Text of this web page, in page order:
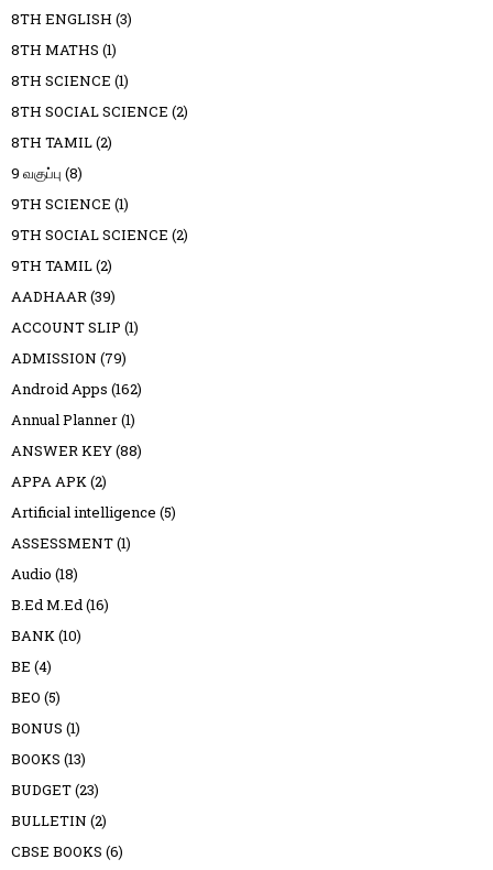
8TH ENGLISH (3)
8TH MATHS (1)
8TH SCIENCE (1)
8TH SOCIAL SCIENCE (2)
8TH TAMIL(2)
9 வகுப்பு (8)
9TH SCIENCE (1)
9TH SOCIAL SCIENCE (2)
9TH TAMIL(2)
AADHAAR(39)
ACCOUNT SLIP (1)
ADMISSION (79)
Android Apps (162)
Annual Planner(1)
ANSWER KEY(88)
APPA APK(2)
Artificial intelligence (5)
ASSESSMENT(1)
Audio (18)
B.Ed M.Ed(16)
BANK(10)
BE (4)
BEO (5)
BONUS (1)
BOOKS (13)
BUDGET(23)
BULLETIN (2)
CBSE BOOKS (6)